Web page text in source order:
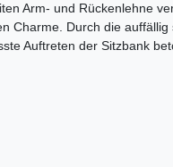
Arm- und Rückenlehne
Charme. Durch die
Auftreten der Sitzbank